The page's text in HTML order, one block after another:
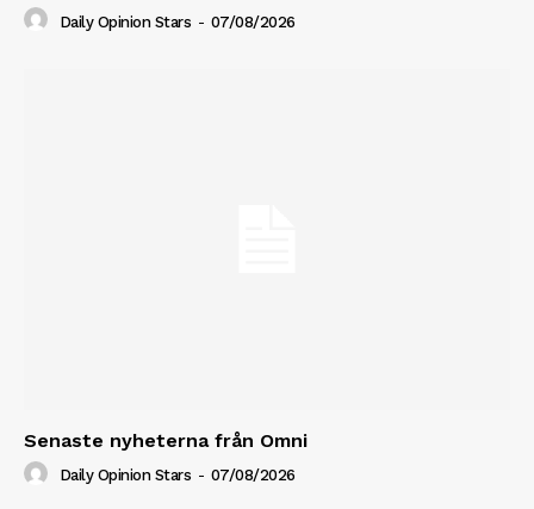
Daily Opinion Stars - 07/08/2026
Senaste nyheterna från Omni
Daily Opinion Stars - 07/08/2026